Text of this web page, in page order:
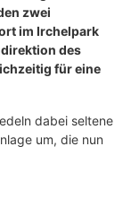
zwei
im Irchelpark
des
für eine
dabei seltene
um, die nun